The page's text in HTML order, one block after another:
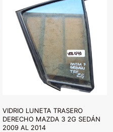
VIDRIO LUNETA TRASERO
DERECHO MAZDA 3 2G SEDÁN
2009 AL 2014